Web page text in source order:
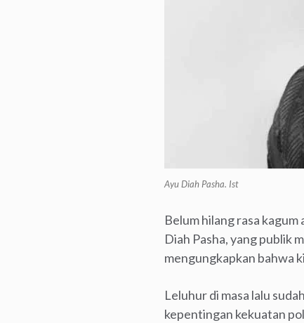
Ayu Diah Pasha. Ist
Belum hilang rasa
Diah Pasha, yang publik
mengungkapkan bahwa
Leluhur di masa lalu
kepentingan kekuatan